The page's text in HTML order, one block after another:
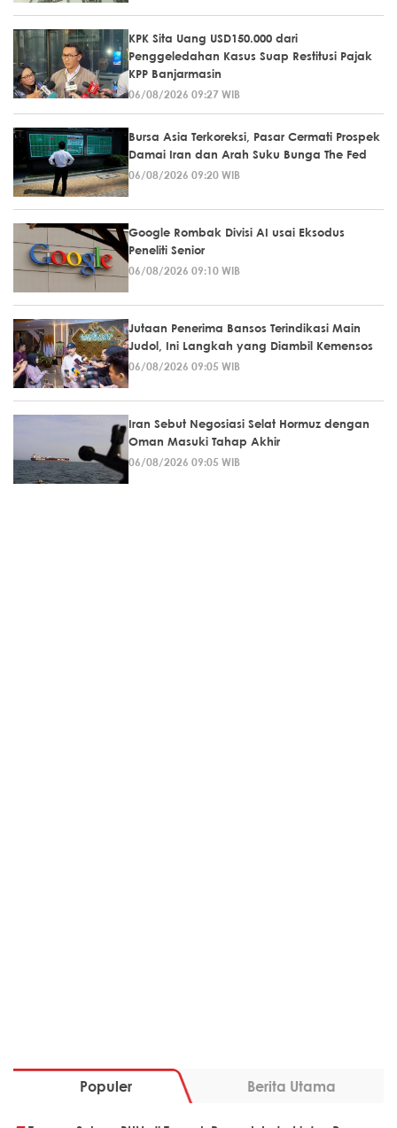
KPK Sita Uang USD150.000 dari
Penggeledahan Kasus Suap Restitusi Pajak
KPP Banjarmasin
06/08/2026 09:27 WIB
Bursa Asia Terkoreksi, Pasar Cermati Prospek
Damai Iran dan Arah Suku Bunga The Fed
06/08/2026 09:20 WIB
Google Rombak Divisi AI usai Eksodus
Peneliti Senior
06/08/2026 09:10 WIB
Jutaan Penerima Bansos Terindikasi Main
Judol, Ini Langkah yang Diambil Kemensos
06/08/2026 09:05 WIB
Iran Sebut Negosiasi Selat Hormuz dengan
Oman Masuki Tahap Akhir
06/08/2026 09:05 WIB
Populer Berita Utama